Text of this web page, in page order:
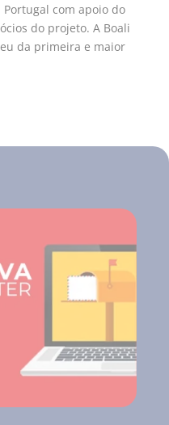
com apoio do
do projeto. A Boali
da primeira e maior